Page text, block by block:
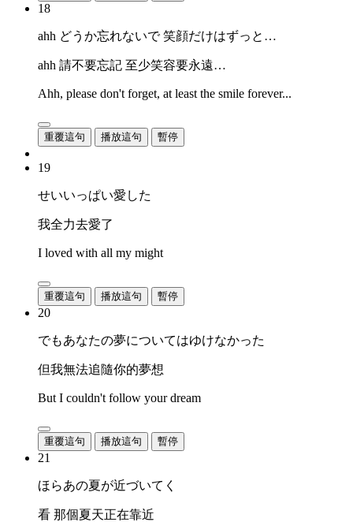
18
ahh どうか忘れないで 笑顔だけはずっと…
ahh 請不要忘記 至少笑容要永遠…
Ahh, please don't forget, at least the smile forever...
重覆這句 播放這句 暫停
19
せいいっぱい愛した
我全力去愛了
I loved with all my might
重覆這句 播放這句 暫停
20
でもあなたの夢についてはゆけなかった
但我無法追隨你的夢想
But I couldn't follow your dream
重覆這句 播放這句 暫停
21
ほらあの夏が近づいてく
看 那個夏天正在靠近